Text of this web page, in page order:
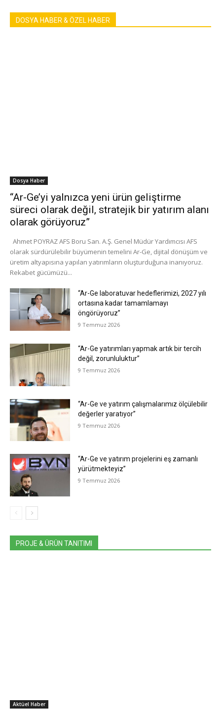
DOSYA HABER & ÖZEL HABER
Dosya Haber
“Ar-Ge’yi yalnızca yeni ürün geliştirme
süreci olarak değil, stratejik bir yatırım alanı
olarak görüyoruz”
Ahmet POYRAZ AFS Boru San. A.Ş. Genel Müdür Yardımcısı AFS
olarak sürdürülebilir büyümenin temelini Ar-Ge, dijital dönüşüm ve
üretim altyapısına yapılan yatırımların oluşturduğuna inanıyoruz.
Rekabet gücümüzü...
“Ar-Ge laboratuvar hedeflerimizi, 2027 yılı
ortasına kadar tamamlamayı
öngörüyoruz”
9 Temmuz 2026
“Ar-Ge yatırımları yapmak artık bir tercih
değil, zorunluluktur”
9 Temmuz 2026
“Ar-Ge ve yatırım çalışmalarımız ölçülebilir
değerler yaratıyor”
9 Temmuz 2026
“Ar-Ge ve yatırım projelerini eş zamanlı
yürütmekteyiz”
9 Temmuz 2026
PROJE & ÜRÜN TANITIMI
Aktüel Haber